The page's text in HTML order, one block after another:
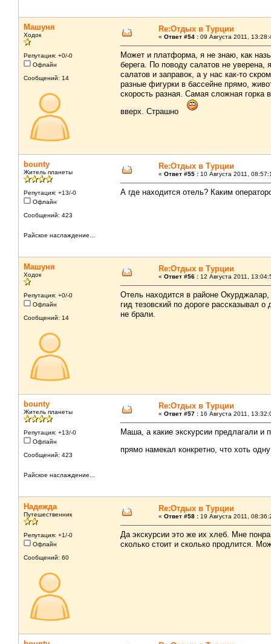
Машуня
Ходок
Репутация: +0/-0
Офлайн
Сообщений: 14
Re:Отдых в Турции
« Ответ #54 : 09 Августа 2011,
Может и платформа, я не знаю, как
берега. По поводу салатов не
салатов и заправок, а у нас как-то
разные фигурки в бассейне прямо,
скорость разная. Самая сложная
вверх. Страшно
bounty
Житель планеты
Репутация: +13/-0
Офлайн
Сообщений: 423
Райское наслаждение...
Re:Отдых в Турции
« Ответ #55 : 10 Августа 2011,
А где находится отель? Каким
Машуня
Ходок
Репутация: +0/-0
Офлайн
Сообщений: 14
Re:Отдых в Турции
« Ответ #56 : 12 Августа 2011,
Отель находится в районе
гид тезовский по дороге рассказывал
не брали.
bounty
Житель планеты
Репутация: +13/-0
Офлайн
Сообщений: 423
Райское наслаждение...
Re:Отдых в Турции
« Ответ #57 : 16 Августа 2011,
Маша, а какие экскурсии предлагали и
прямо намекал конкретно, что хоть
Надежда
Путешественник
Репутация: +1/-0
Офлайн
Сообщений: 60
Re:Отдых в Турции
« Ответ #58 : 19 Августа 2011,
Да экскурсии это же их хлеб. Мне
сколько стоит и сколько продлится.